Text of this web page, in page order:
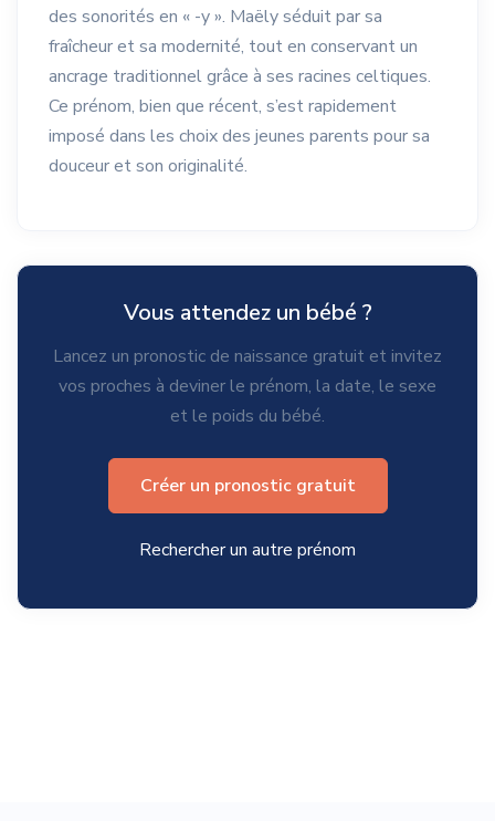
des sonorités en « -y ». Maëly séduit par sa
fraîcheur et sa modernité, tout en conservant un
ancrage traditionnel grâce à ses racines celtiques.
Ce prénom, bien que récent, s’est rapidement
imposé dans les choix des jeunes parents pour sa
douceur et son originalité.
Vous attendez un bébé ?
Lancez un pronostic de naissance gratuit et invitez
vos proches à deviner le prénom, la date, le sexe
et le poids du bébé.
Créer un pronostic gratuit
Rechercher un autre prénom